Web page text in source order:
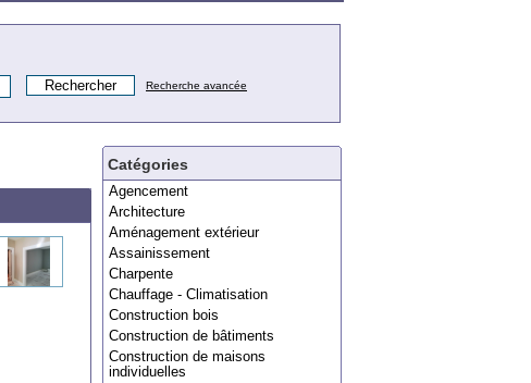
Recherche avancée
Catégories
Agencement
Architecture
Aménagement extérieur
Assainissement
Charpente
Chauffage - Climatisation
Construction bois
Construction de bâtiments
Construction de maisons
individuelles